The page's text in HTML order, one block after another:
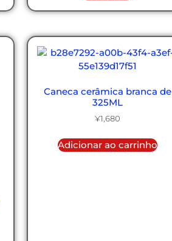
Caneca cerâmica branca de
325ML
¥1,680
Adicionar ao carrinho